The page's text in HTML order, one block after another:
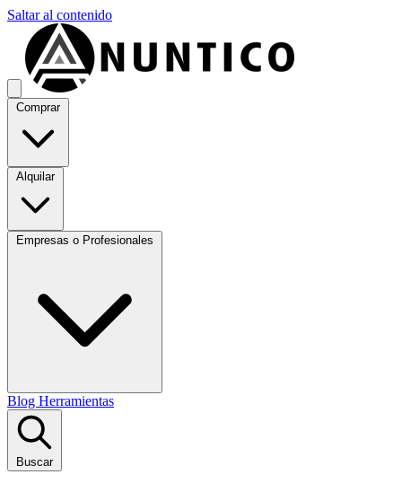
Saltar al contenido
Comprar
Alquilar
Empresas o Profesionales
Blog Herramientas
Buscar